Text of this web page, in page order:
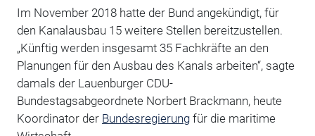
Im November 2018 hatte der Bund angekündigt, für
den Kanalausbau 15 weitere Stellen bereitzustellen.
„Künftig werden insgesamt 35 Fachkräfte an den
Planungen für den Ausbau des Kanals arbeiten“, sagte
damals der Lauenburger CDU-
Bundestagsabgeordnete Norbert Brackmann, heute
Koordinator der Bundesregierungfür die maritime